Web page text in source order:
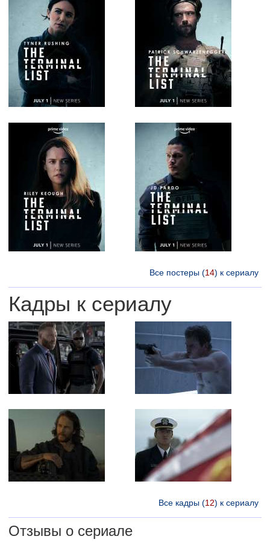
Все постеры (14) к сериалу
Кадры к сериалу
Все кадры (12) к сериалу
Отзывы о сериале